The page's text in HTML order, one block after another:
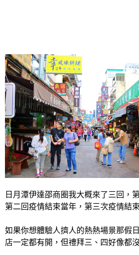
日月潭伊達邵商圈我大概來了三回，
第二回疫情結束當年，第三次疫情結
如果你想體驗人擠人的熱熱場景那假
店一定都有開，但禮拜三、四好像都